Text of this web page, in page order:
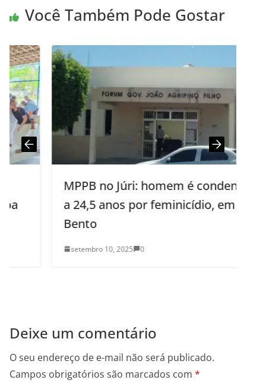
Você Também Pode Gostar
MPPB no Júri: homem é condenado
a 24,5 anos por feminicídio, em São
setembro 10, 2025 0
Deixe um comentário
O seu endereço de e-mail não será publicado.
Campos obrigatórios são marcados com *